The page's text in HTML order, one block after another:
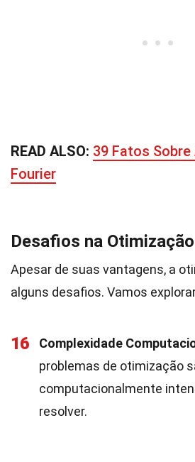
READ ALSO: 39 Fatos Sobre
Fourier
Desafios na Otimização
Apesar de suas vantagens, a
alguns desafios. Vamos
16 Complexidade
problemas de otimização
computacionalmente
resolver.